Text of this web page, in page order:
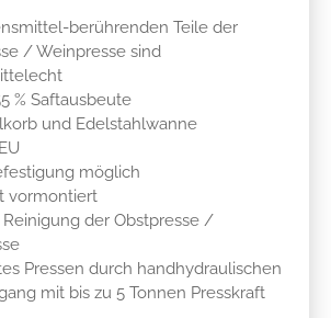
berührenden Teile der
/ Weinpresse sind
% Saftausbeute
und Edelstahlwanne
möglich
vormontiert
Reinigung der Obstpresse /
Pressen durch handhydraulischen
mit bis zu 5 Tonnen Presskraft